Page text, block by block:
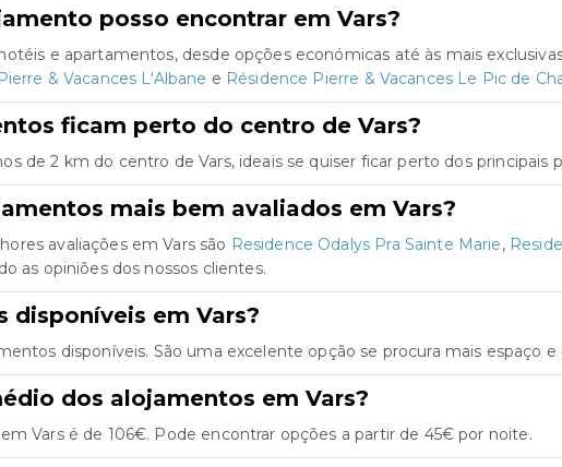
posso encontrar em Vars?
e apartamentos, desde opções económicas até às mais
& Vacances L'Albane e Résidence Pierre & Vacances Le Pic de
ficam perto do centro de Vars?
de 2 km do centro de Vars, ideais se quiser ficar perto dos principais
mais bem avaliados em Vars?
avaliações em Vars são Residence Odalys Pra Sainte Marie,
as opiniões dos nossos clientes.
disponíveis em Vars?
disponíveis. São uma excelente opção se procura mais espaço
dos alojamentos em Vars?
Vars é de 106€. Pode encontrar opções a partir de 45€ por noite.